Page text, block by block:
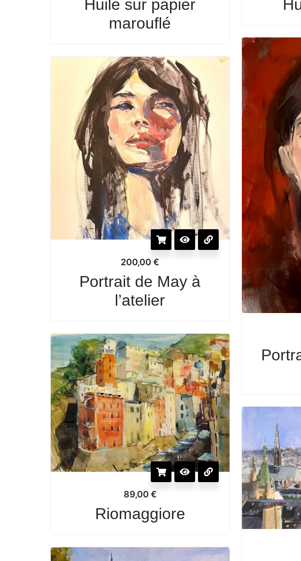
Huile sur papier
marouflé
200,00€
Portrait de May à
l’atelier
89,00 €
Riomaggiore